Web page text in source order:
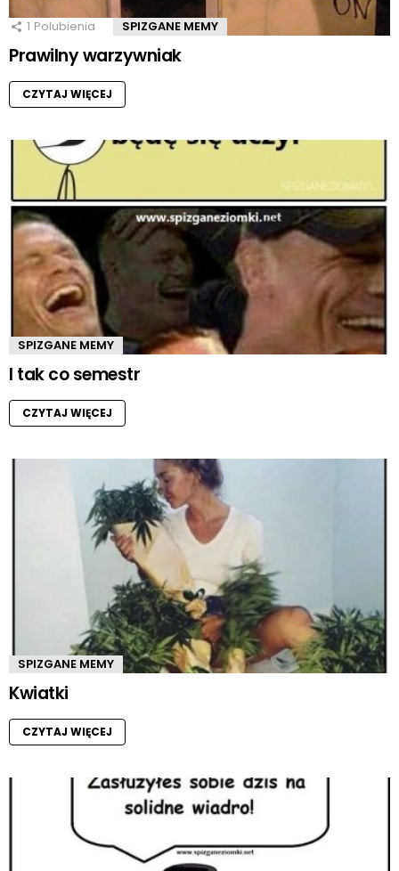
1 Polubienia SPIZGANE MEMY
Prawilny warzywniak
CZYTAJ WIĘCEJ
SPIZGANE MEMY
I tak co semestr
CZYTAJ WIĘCEJ
SPIZGANE MEMY
Kwiatki
CZYTAJ WIĘCEJ